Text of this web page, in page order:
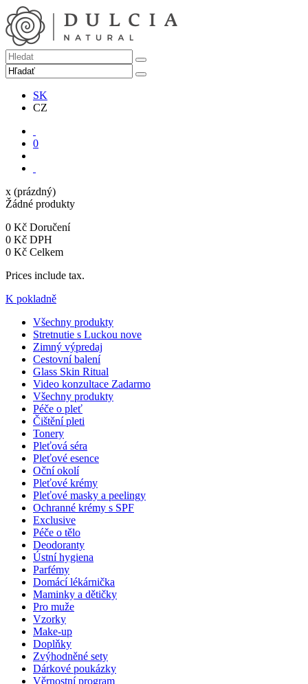
SK
CZ
0
x (prázdný)
Žádné produkty
0 Kč Doručení
0 Kč DPH
0 Kč Celkem
Prices include tax.
K pokladně
Všechny produkty
Stretnutie s Luckou nove
Zimný výpredaj
Cestovní balení
Glass Skin Ritual
Video konzultace Zadarmo
Všechny produkty
Péče o pleť
Čištění pleti
Tonery
Pleťová séra
Pleťové esence
Oční okolí
Pleťové krémy
Pleťové masky a peelingy
Ochranné krémy s SPF
Exclusive
Péče o tělo
Deodoranty
Ústní hygiena
Parfémy
Domácí lékárnička
Maminky a dětičky
Pro muže
Vzorky
Make-up
Doplňky
Zvýhodněné sety
Dárkové poukázky
Věrnostní program